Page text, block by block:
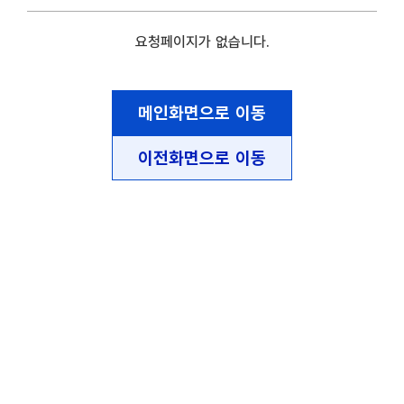
요청페이지가 없습니다.
메인화면으로 이동
이전화면으로 이동